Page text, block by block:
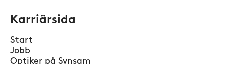
Karriärsida
Start
Jobb
Optiker på Synsam